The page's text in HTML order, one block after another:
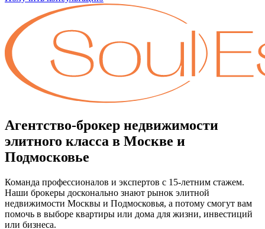
Агентство-брокер недвижимости
элитного класса в Москве и
Подмосковье
Команда профессионалов и экспертов с 15-летним стажем.
Наши брокеры досконально знают рынок элитной
недвижимости Москвы и Подмосковья, а потому смогут вам
помочь в выборе квартиры или дома для жизни, инвестиций
или бизнеса.